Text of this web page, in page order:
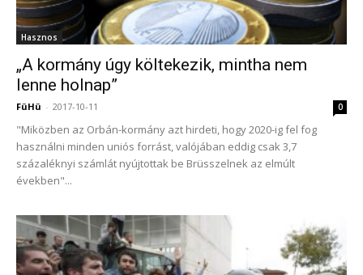
Hasznos
„A kormány úgy költekezik, mintha nem
lenne holnap”
FüHü - 2017-10-11 0
"Miközben az Orbán-kormány azt hirdeti, hogy 2020-ig fel fog
használni minden uniós forrást, valójában eddig csak 3,7
százaléknyi számlát nyújtottak be Brüsszelnek az elmúlt
években"...